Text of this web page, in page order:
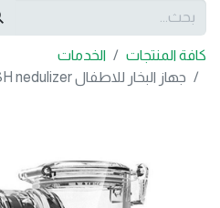
كافة المنتجات
الخدمات
جهاز البخار للاطفال MESH nedulizer